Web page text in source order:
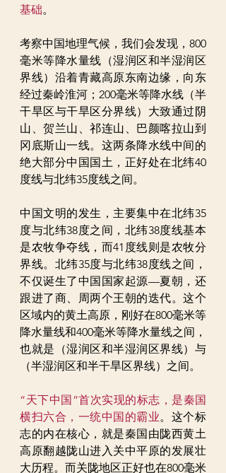
基础。
考察中国地理气候，我们会发现，800
毫米等降水量线（湿润区和半湿润区
界线）沿着青藏高原东南边缘，向东
经过秦岭淮河；200毫米等降水线（半
干旱区与干旱区分界线）大致通过阴
山、贺兰山、祁连山、巴颜喀拉山到
冈底斯山一线。这两条降水线中间的
绝大部分中国国土，正好处在北纬40
度线与北纬35度线之间。
中国文明的发生，主要集中在北纬35
度与北纬38度之间，北纬38度线基本
是农牧争夺线，而41度线则是农牧分
界线。北纬35度与北纬38度线之间，
不仅诞生了中国国家起源—夏朝，还
跟进了商、周两个王朝的迭代。这个
区域内的黄土高原，刚好在800毫米等
降水量线和400毫米等降水量线之间，
也就是（湿润区和半湿润区界线）与
（半湿润区和半干旱区界线）之间。
“天下中国”首次实现的标志，是秦国
横扫六合，一统中国的霸业。这个标
志的内在核心，就是秦国由陇西黄土
高原翻越陇山进入关中平原的发展壮
大历程。而关陇地区正好也在800毫米